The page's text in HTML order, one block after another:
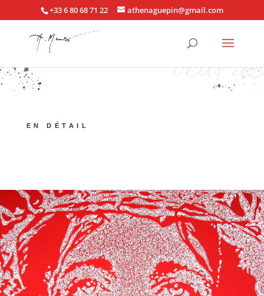
+33 6 80 68 71 22 athenaguepin@gmail.com
oeuvres
EN DÉTAIL